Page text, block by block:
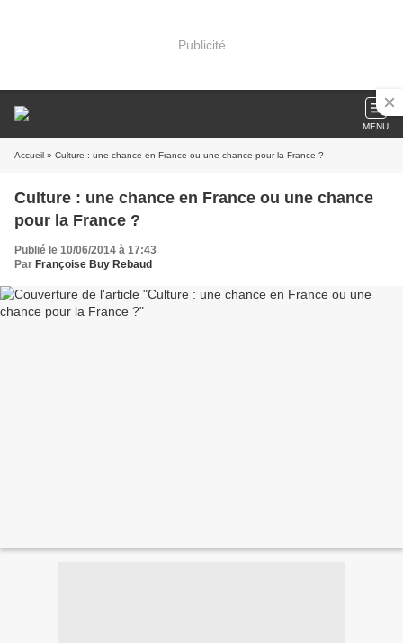
Publicité
MENU
Accueil » Culture : une chance en France ou une chance pour la France ?
Culture : une chance en France ou une chance
pour la France ?
Publié le 10/06/2014 à 17:43
Par Françoise Buy Rebaud